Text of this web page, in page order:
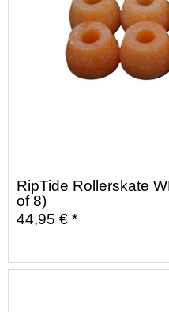
RipTide Rollerskate
of 8)
44,95 € *